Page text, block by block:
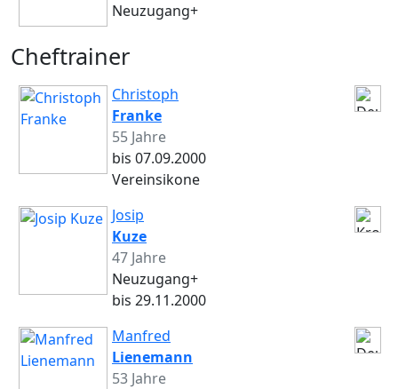
Neuzugang+
Cheftrainer
Christoph
Franke
55 Jahre
bis 07.09.2000
Vereinsikone
Josip
Kuze
47 Jahre
Neuzugang+
bis 29.11.2000
Manfred
Lienemann
53 Jahre